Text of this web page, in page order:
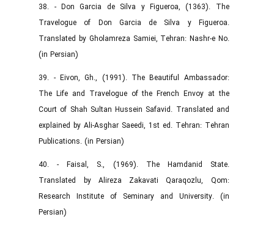
38. - Don Garcia de Silva y Figueroa, (1363). The
Travelogue of Don Garcia de Silva y Figueroa.
Translated by Gholamreza Samiei, Tehran: Nashr-e No.
(in Persian)
39. - Eivon, Gh., (1991). The Beautiful Ambassador:
The Life and Travelogue of the French Envoy at the
Court of Shah Sultan Hussein Safavid. Translated and
explained by Ali-Asghar Saeedi, 1st ed. Tehran: Tehran
Publications. (in Persian)
40. - Faisal, S., (1969). The Hamdanid State.
Translated by Alireza Zakavati Qaraqozlu, Qom:
Research Institute of Seminary and University. (in
Persian)